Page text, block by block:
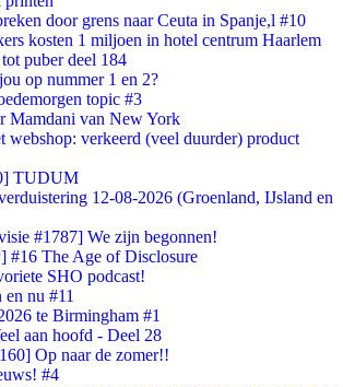
door grens naar Ceuta in Spanje,l #10
kosten 1 miljoen in hotel centrum Haarlem
puber deel 184
op nummer 1 en 2?
topic #3
Mamdani van New York
webshop: verkeerd (veel duurder) product
TUDUM
12-08-2026 (Groenland, IJsland en
#1787] We zijn begonnen!
#16 The Age of Disclosure
SHO podcast!
en nu #11
te Birmingham #1
aan hoofd - Deel 28
Op naar de zomer!!
#4